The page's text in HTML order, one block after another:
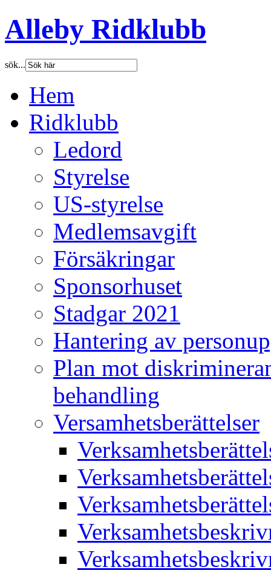
Alleby Ridklubb
sök...
Hem
Ridklubb
Ledord
Styrelse
US-styrelse
Medlemsavgift
Försäkringar
Sponsorhuset
Stadgar 2021
Hantering av
Plan mot
behandling
Versamhetsberättelser